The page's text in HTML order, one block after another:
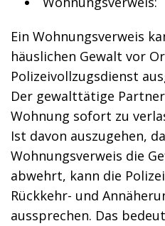
Ein Wohnungsverweis
häuslichen Gewalt vor
Polizeivollzugsdienst
Der gewalttätige
Wohnung sofort zu
Ist davon auszugehen,
Wohnungsverweis die
abwehrt, kann die
Rückkehr- und
aussprechen. Das